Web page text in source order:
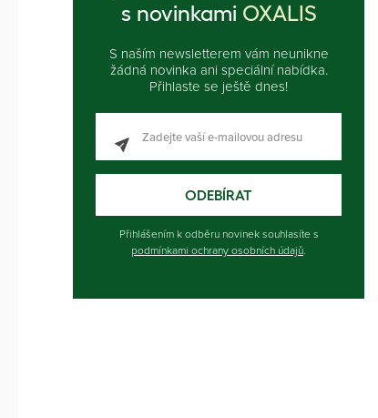
s novinkami OXALIS
S naším newsletterem vám neunikne
žádná novinka ani speciální nabídka.
Přihlaste se ještě dnes!
ODEBÍRAT
Přihlášením k odběru novinek souhlasíte s
podmínkami ochrany osobních údajů.